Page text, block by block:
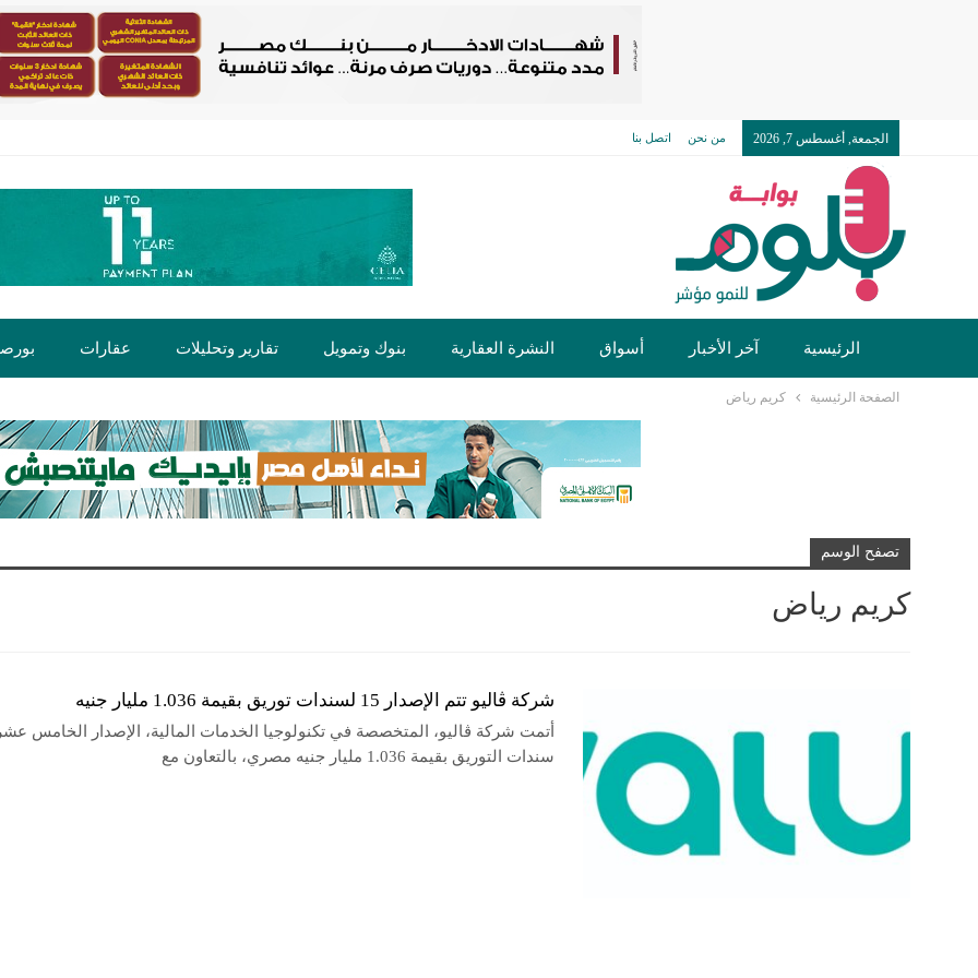
الجمعة, أغسطس 7, 2026 من نحن اتصل بنا
الرئيسية آخر الأخبار أسواق النشرة العقارية بنوك وتمويل تقارير وتحليلات عقارات
الصفحة الرئيسية كريم رياض
تصفح الوسم
كريم رياض
شركة ڤاليو تتم الإصدار 15 لسندات توريق بقيمة 1.036 مليار جنيه
أتمت شركة ڤاليو، المتخصصة في تكنولوجيا الخدمات المالية، الإصدار الخامس
سندات التوريق بقيمة 1.036 مليار جنيه مصري، بالتعاون مع